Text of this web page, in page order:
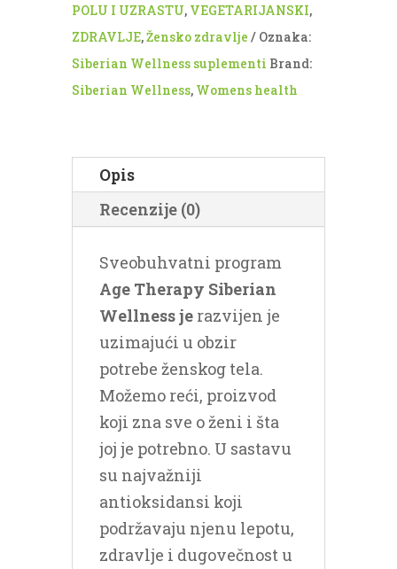
POLU I UZRASTU, VEGETARIJANSKI,
ZDRAVLJE,Žensko zdravlje
Oznaka:
Siberian Wellness suplementi Brand:
Siberian Wellness, Womens health
Opis
Recenzije (0)
Sveobuhvatni program
Age Therapy Siberian
Wellness jerazvijen je
uzimajući u obzir
potrebe ženskog tela.
Možemo reći, proizvod
koji zna sve o ženi i šta
joj je potrebno. U sastavu
su najvažniji
antioksidansi koji
podržavaju njenu lepotu,
zdravlje i dugovečnost u